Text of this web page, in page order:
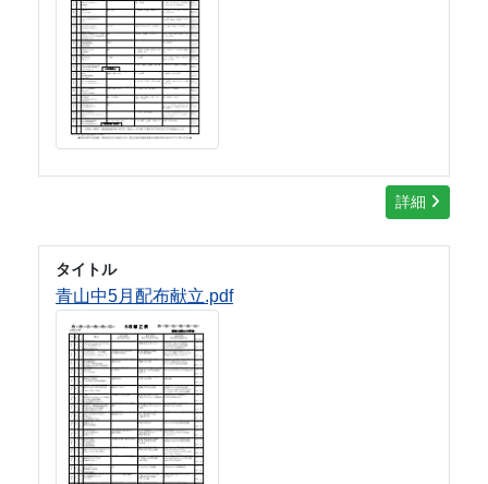
詳細
タイトル
青山中5月配布献立.pdf